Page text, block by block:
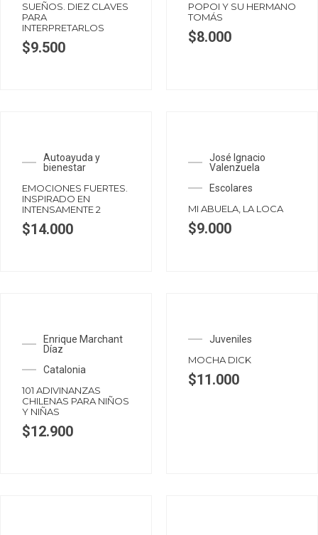
SUEÑOS. DIEZ CLAVES
PARA
INTERPRETARLOS
$9.500
POPOI Y SU HERMANO
TOMÁS
$8.000
Autoayuda y
bienestar
EMOCIONES FUERTES.
INSPIRADO EN
INTENSAMENTE 2
$14.000
José Ignacio
Valenzuela
Escolares
MI ABUELA, LA LOCA
$9.000
Enrique Marchant
Díaz
Catalonia
101 ADIVINANZAS
CHILENAS PARA NIÑOS
Y NIÑAS
$12.900
Juveniles
MOCHA DICK
$11.000